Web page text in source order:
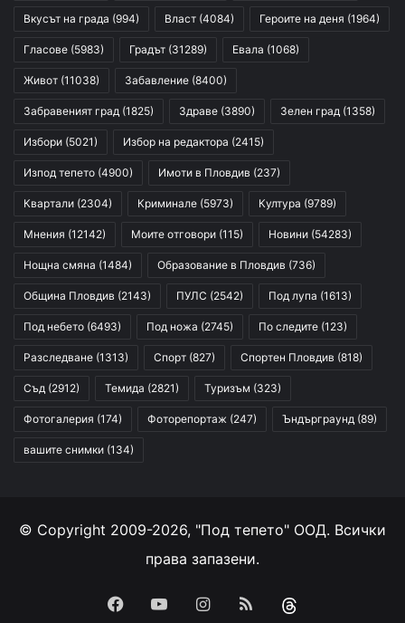
Вкусът на града (994) Власт (4084) Героите на деня (1964)
Гласове (5983) Градът (31289) Евала (1068)
Живот (11038) Забавление (8400)
Забравеният град (1825) Здраве (3890) Зелен град (1358)
Избори (5021) Избор на редактора (2415)
Изпод тепето (4900) Имоти в Пловдив (237)
Квартали (2304) Криминале (5973) Култура (9789)
Мнения (12142) Моите отговори (115) Новини (54283)
Нощна смяна (1484) Образование в Пловдив (736)
Община Пловдив (2143) ПУЛС (2542) Под лупа (1613)
Под небето (6493) Под ножа (2745) По следите (123)
Разследване (1313) Спорт (827) Спортен Пловдив (818)
Съд (2912) Темида (2821) Туризъм (323)
Фотогалерия (174) Фоторепортаж (247) Ъндърграунд (89)
вашите снимки (134)
© Copyright 2009-2026, "Под тепето" ООД. Всички
права запазени.
Facebook
YouTubeInstagram
RSS